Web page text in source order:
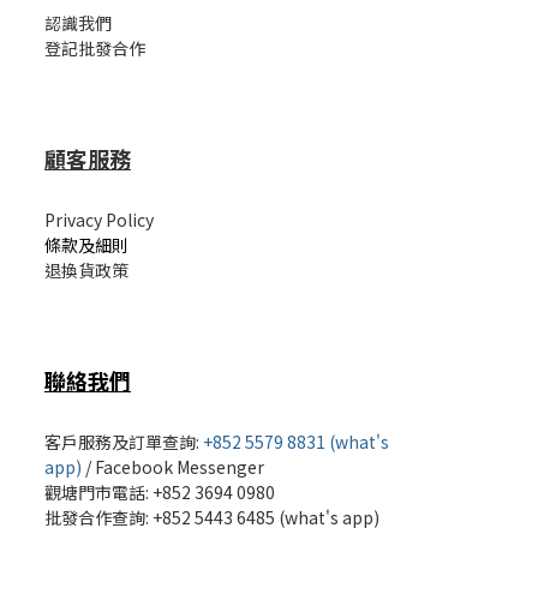
認識我們
登記批發合作
顧客服務
Privacy Policy
條款及細則
退換貨政策
聯絡我們
客戶服務及訂單查詢: +852 5579 8831 (what's
app) /Facebook Messenger
觀塘門市電話: +852 3694 0980
批發合作查詢: +852 5443 6485 (what's app)